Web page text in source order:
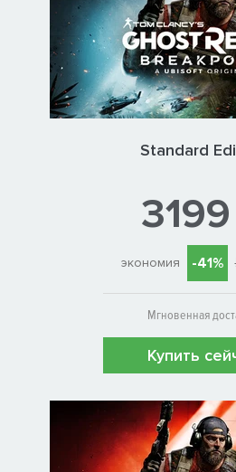
Standard
экономия -41%
Мгновенная
Купить